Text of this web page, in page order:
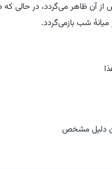
آن ظاهر می‌گردد، در حالی که
شب بازمی‌گردد.
دلیل مشخص